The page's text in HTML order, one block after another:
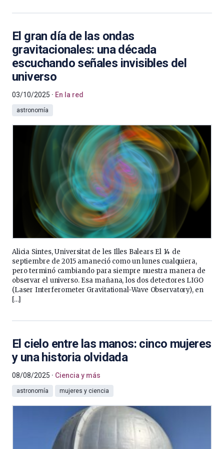
El gran día de las ondas
gravitacionales: una década
escuchando señales invisibles del
universo
03/10/2025 En la red
astronomía
Alicia Sintes, Universitat de les Illes Balears El 14 de
septiembre de 2015 amaneció como un lunes cualquiera,
pero terminó cambiando para siempre nuestra manera de
observar el universo. Esa mañana, los dos detectores LIGO
(Laser Interferometer Gravitational-Wave Observatory), en
[…]
El cielo entre las manos: cinco mujeres
y una historia olvidada
08/08/2025 Ciencia y más
astronomía mujeres y ciencia